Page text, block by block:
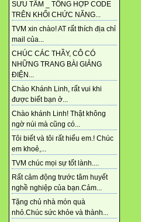
SƯU TẦM _ TỔNG HỢP CODE
TRÊN KHỐI CHỨC NĂNG...
TVM xin chào! AT rất thích địa chỉ
mail của...
CHÚC CÁC THẦY, CÔ CÓ
NHỮNG TRANG BÀI GIẢNG
ĐIỆN...
Chào Khánh Linh, rất vui khi
được biết bạn ở...
Chào khánh Linh! Thật không
ngờ núi mà cũng có...
Tôi biết và tôi rất hiểu em.! Chúc
em khoẻ,...
TVM chúc mọi sự tốt lành....
Rất cảm động trước tâm huyết
nghề nghiệp của bạn.Cảm...
Tặng chủ nhà món quà
nhỏ.Chúc sức khỏe và thành...